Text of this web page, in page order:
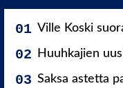
Ville Koski
Huuhkajien
Saksa astetta